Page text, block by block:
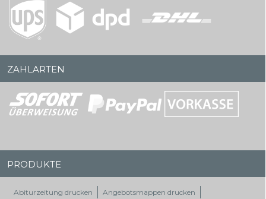
ZAHLARTEN
PRODUKTE
Abiturzeitung drucken
Angebotsmappen drucken